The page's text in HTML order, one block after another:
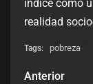
índice como
realidad
Tags: pobreza
Anterior